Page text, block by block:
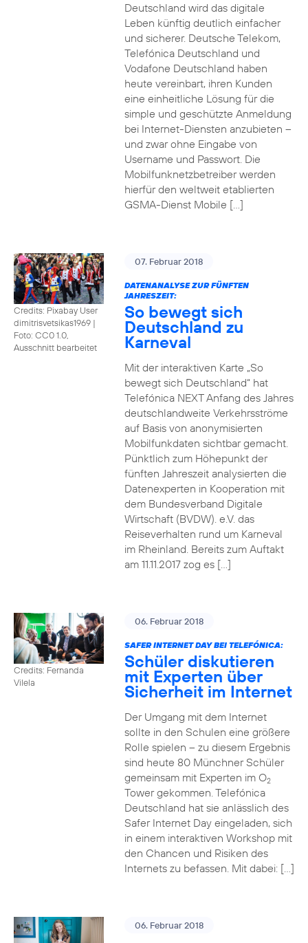
Deutschland wird das digitale
Leben künftig deutlich einfacher
und sicherer. Deutsche Telekom,
Telefónica Deutschland und
Vodafone Deutschland haben
heute vereinbart, ihren Kunden
eine einheitliche Lösung für die
simple und geschützte Anmeldung
bei Internet-Diensten anzubieten –
und zwar ohne Eingabe von
Username und Passwort. Die
Mobilfunknetzbetreiber werden
hierfür den weltweit etablierten
GSMA-Dienst Mobile […]
Credits: Pixabay User
dimitrisvetsikas1969 |
Foto: CC0 1.0,
Ausschnitt bearbeitet
07. Februar 2018
DATENANALYSE ZUR FÜNFTEN
JAHRESZEIT:
So bewegt sich
Deutschland zu
Karneval
Mit der interaktiven Karte „So
bewegt sich Deutschland“ hat
Telefónica NEXT Anfang des Jahres
deutschlandweite Verkehrsströme
auf Basis von anonymisierten
Mobilfunkdaten sichtbar gemacht.
Pünktlich zum Höhepunkt der
fünften Jahreszeit analysierten die
Datenexperten in Kooperation mit
dem Bundesverband Digitale
Wirtschaft (BVDW). e.V. das
Reiseverhalten rund um Karneval
im Rheinland. Bereits zum Auftakt
am 11.11.2017 zog es […]
Credits: Fernanda
Vilela
06. Februar 2018
SAFER INTERNET DAY BEI TELEFÓNICA:
Schüler diskutieren
mit Experten über
Sicherheit im Internet
Der Umgang mit dem Internet
sollte in den Schulen eine größere
Rolle spielen – zu diesem Ergebnis
sind heute 80 Münchner Schüler
gemeinsam mit Experten im O2
Tower gekommen. Telefónica
Deutschland hat sie anlässlich des
Safer Internet Day eingeladen, sich
in einem interaktiven Workshop mit
den Chancen und Risiken des
Internets zu befassen. Mit dabei: […]
06. Februar 2018